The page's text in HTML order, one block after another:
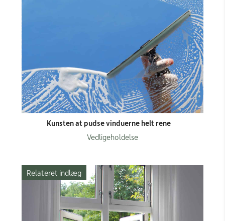
Kunsten at pudse vinduerne helt rene
Vedligeholdelse
Relateret indlæg